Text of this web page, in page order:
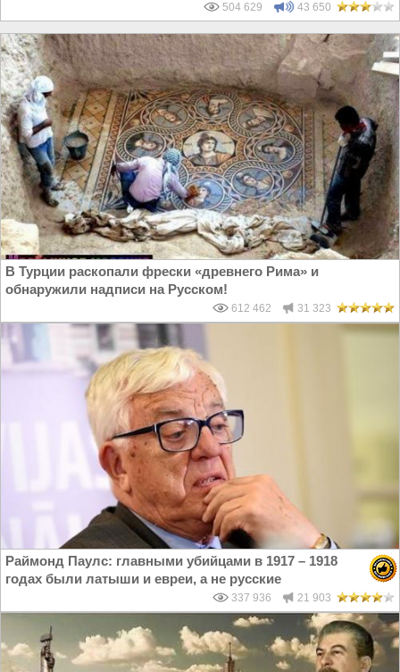
504 629 43 650
В Турции раскопали фрески «древнего Рима» и
обнаружили надписи на Русском!
612 462 31 323
Раймонд Паулс: главными убийцами в 1917 – 1918
годах были латыши и евреи, а не русские
337 936 21 903